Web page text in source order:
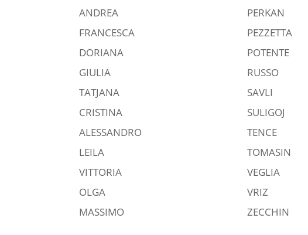
ANDREA
PERKAN
FRANCESCA
PEZZETTA
DORIANA
POTENTE
GIULIA
RUSSO
TATJANA
SAVLI
CRISTINA
SULIGOJ
ALESSANDRO
TENCE
LEILA
TOMASIN
VITTORIA
VEGLIA
OLGA
VRIZ
MASSIMO
ZECCHIN